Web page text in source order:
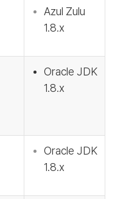
Azul Zulu
1.8.x
Oracle JDK
1.8.x
Oracle JDK
1.8.x